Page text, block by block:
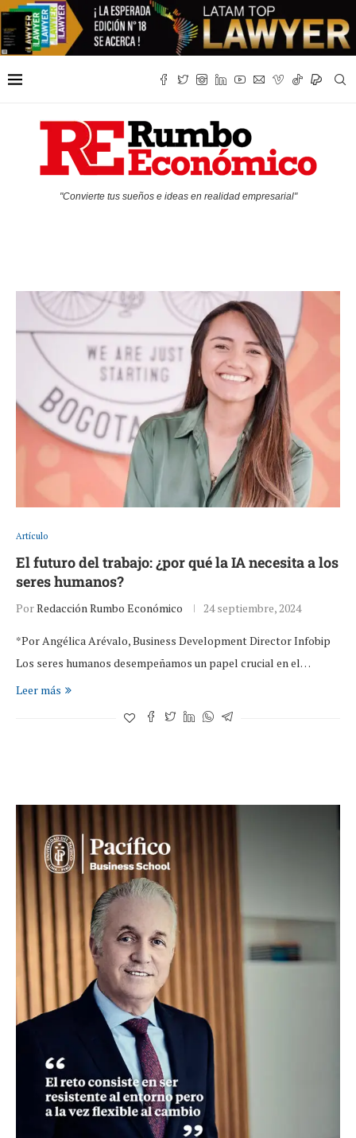
"Convierte tus sueños e ideas en realidad empresarial"
Artículo
El futuro del trabajo: ¿por qué la IA necesita a los
seres humanos?
PorRedacción Rumbo Económico 24 septiembre, 2024
*Por Angélica Arévalo, Business Development Director Infobip
Los seres humanos desempeñamos un papel crucial en el…
Leer más